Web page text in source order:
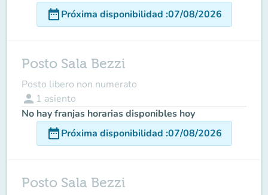
date_rangePróxima disponibilidad :07/08/2026
Posto Sala Bezzi
Posto libero non numerato
person 1 asiento
No hay franjas horarias disponibles hoy
date_rangePróxima disponibilidad :07/08/2026
Posto Sala Bezzi